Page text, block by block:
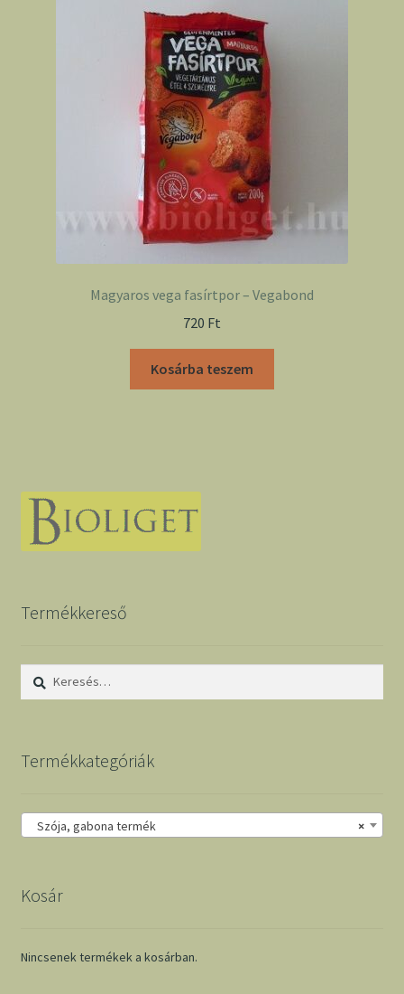
Magyaros vega fasírtpor – Vegabond
720 Ft
Kosárba teszem
Termékkereső
Keresés:
Termékkategóriák
×
Szója, gabona termék
Kosár
Nincsenek termékek a kosárban.